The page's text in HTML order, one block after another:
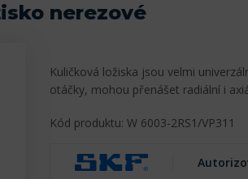
nerezové
Kuličková ložiska jsou velmi
otáčky, mohou přenášet radiální i
Kód produktu: W 6003-2RS1/VP311